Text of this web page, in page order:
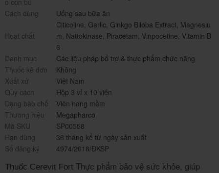
o con bú
Cách dùng
Uống sau bữa ăn
Hoạt chất
Citicoline, Garlic, Ginkgo Biloba Extract, Magnesiu
m, Nattokinase, Piracetam, Vinpocetine, Vitamin B
6
Danh mục
Các liệu pháp bổ trợ & thực phẩm chức năng
Thuốc kê đơn
Không
Xuất xứ
Việt Nam
Quy cách
Hộp 3 vỉ x 10 viên
Dạng bào chế
Viên nang mềm
Thương hiệu
Megapharco
Mã SKU
SP00558
Hạn dùng
36 tháng kể từ ngày sản xuất
Số đăng ký
4974/2018/ĐKSP
Thuốc Cerevit Fort Thực phẩm bảo vệ sức khỏe, giúp